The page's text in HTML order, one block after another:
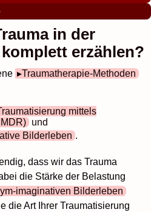
in der
erzählen?
Traumatherapie-Methoden
mittels
und
Bilderleben .
dass wir das Trauma
die Stärke der Belastung
imaginativen Bilderleben
die Art Ihrer Traumatisierung